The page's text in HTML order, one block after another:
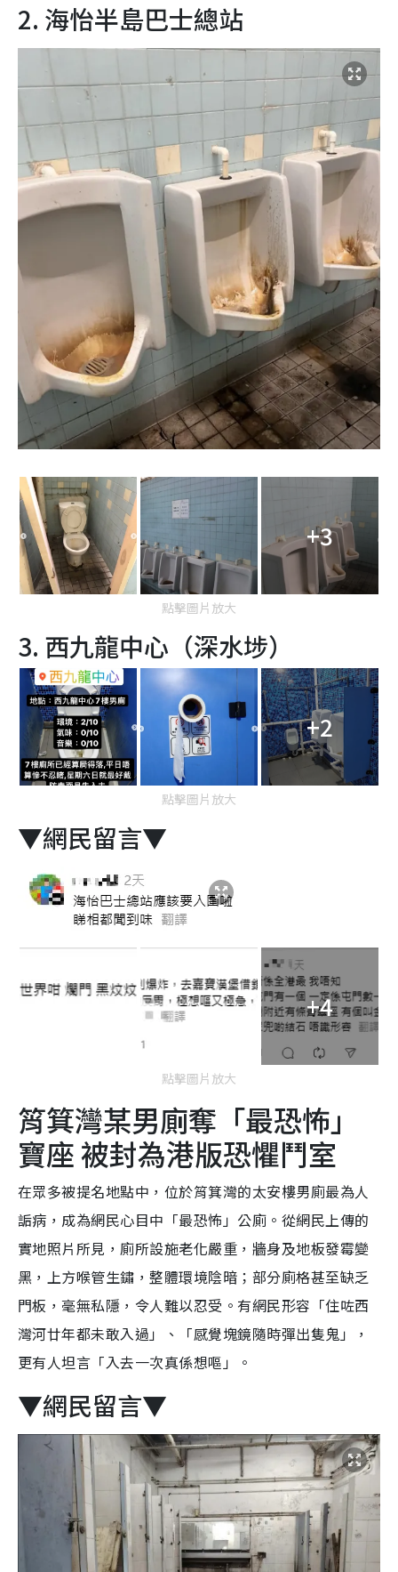
2. 海怡半島巴士總站
+3
點擊圖片放大
3. 西九龍中心（深水埗）
+2
點擊圖片放大
▼網民留言▼
+4
點擊圖片放大
筲箕灣某男廁奪「最恐怖」
寶座 被封為港版恐懼鬥室
在眾多被提名地點中，位於筲箕灣的太安樓男廁最為人
詬病，成為網民心目中「最恐怖」公廁。從網民上傳的
實地照片所見，廁所設施老化嚴重，牆身及地板發霉變
黑，上方喉管生鏽，整體環境陰暗；部分廁格甚至缺乏
門板，毫無私隱，令人難以忍受。有網民形容「住咗西
灣河廿年都未敢入過」、「感覺塊鏡隨時彈出隻鬼」，
更有人坦言「入去一次真係想嘔」。
▼網民留言▼